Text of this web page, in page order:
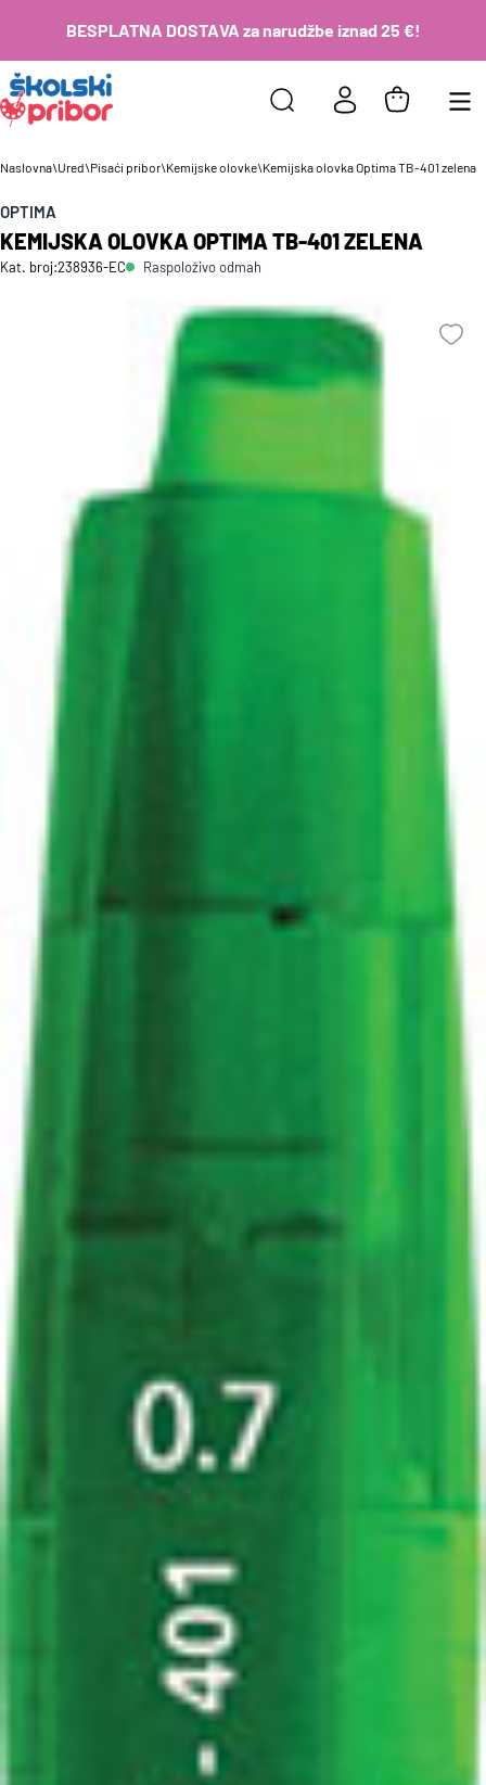
BESPLATNA DOSTAVA za narudžbe iznad 25 €!
Naslovna\Ured\Pisaći pribor\Kemijske olovke\Kemijska olovka Optima TB-401 zelena
OPTIMA
KEMIJSKA OLOVKA OPTIMA TB-401 ZELENA
Kat. broj:238936-EC Raspoloživo odmah